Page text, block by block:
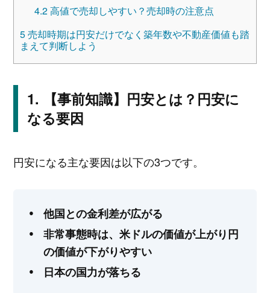
4.2高値で売却しやすい？売却時の注意点
5売却時期は円安だけでなく築年数や不動産価値も踏
まえて判断しよう
【事前知識】円安とは？円安に
なる要因
円安になる主な要因は以下の3つです。
他国との金利差が広がる
非常事態時は、米ドルの価値が上がり円
の価値が下がりやすい
日本の国力が落ちる